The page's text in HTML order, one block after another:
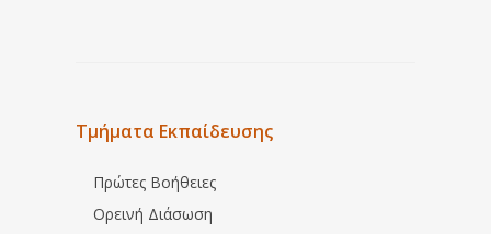
Τμήματα Εκπαίδευσης
Πρώτες Βοήθειες
Ορεινή Διάσωση